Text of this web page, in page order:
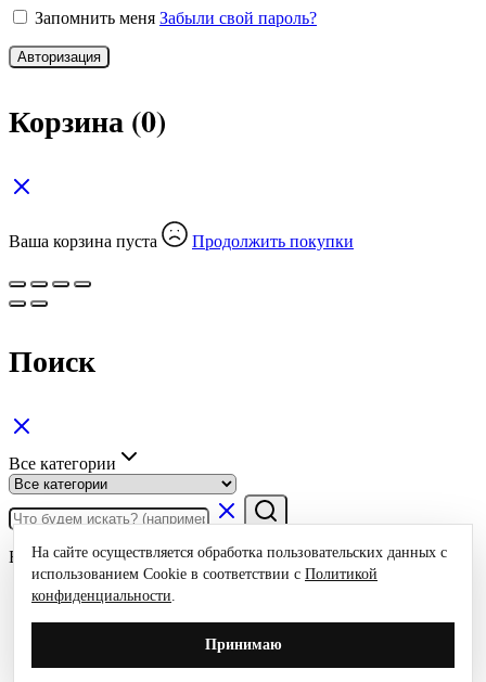
Запомнить меня Забыли свой пароль?
Авторизация
Корзина(0)
Ваша корзина пуста Продолжить покупки
Поиск
Все категории
Быстрые ссылки
Чемоданы
На сайте осуществляется обработка пользовательских данных с
использованием Cookie в соответствии с Политикой
конфиденциальности.
Принимаю